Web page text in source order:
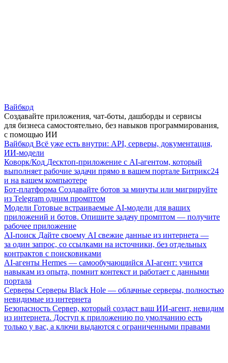
Вайбкод
Создавайте приложения, чат-боты, дашборды и сервисы
для бизнеса самостоятельно, без навыков программирования,
с помощью ИИ
Вайбкод Всё уже есть внутри: API, серверы, документация,
ИИ-модели
Коворк/Код Десктоп-приложение с AI-агентом, который
выполняет рабочие задачи прямо в вашем портале Битрикс24
и на вашем компьютере
Бот-платформа Создавайте ботов за минуты или мигрируйте
из Telegram одним промптом
Модели Готовые встраиваемые AI-модели для ваших
приложений и ботов. Опишите задачу промптом — получите
рабочее приложение
AI-поиск Дайте своему AI свежие данные из интернета —
за один запрос, со ссылками на источники, без отдельных
контрактов с поисковиками
AI-агенты Hermes — самообучающийся AI-агент: учится
навыкам из опыта, помнит контекст и работает с данными
портала
Серверы Серверы Black Hole — облачные серверы, полностью
невидимые из интернета
Безопасность Сервер, который создаст ваш ИИ-агент, невидим
из интернета. Доступ к приложению по умолчанию есть
только у вас, а ключи выдаются с ограниченными правами